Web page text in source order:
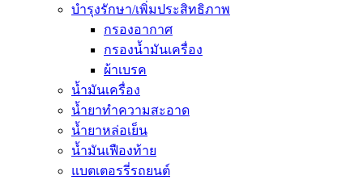
บำรุงรักษา/เพิ่มประสิทธิภาพ
กรองอากาศ
กรองน้ำมันเครื่อง
ผ้าเบรค
น้ำมันเครื่อง
น้ำยาทำความสะอาด
น้ำยาหล่อเย็น
น้ำมันเฟืองท้าย
แบตเตอรรี่รถยนต์